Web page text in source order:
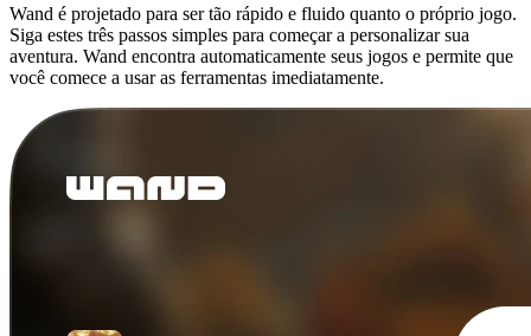
Wand é projetado para ser tão rápido e fluido quanto o próprio jogo.
Siga estes três passos simples para começar a personalizar sua
aventura. Wand encontra automaticamente seus jogos e permite que
você comece a usar as ferramentas imediatamente.